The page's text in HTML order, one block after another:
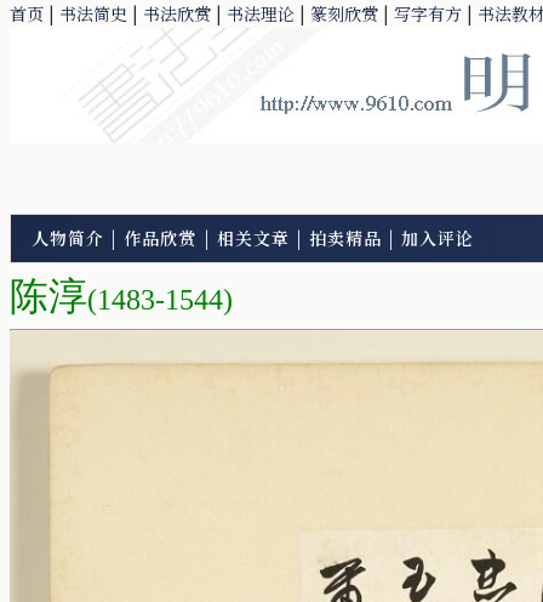
首页 | 书法简史 | 书法欣赏 | 书法理论 | 篆刻欣赏 | 写字有方 | 书法教
人物简介 | 作品欣赏 | 相关文章 | 拍卖精品 |加入评论
陈淳(1483-1544)